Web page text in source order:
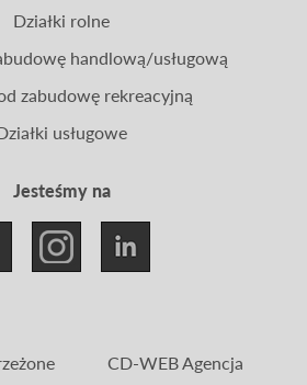
Jesteśmy na
Działki rolne
handlową/usługową
zabudowę rekreacyjną
usługowe
CD-WEB Agencja